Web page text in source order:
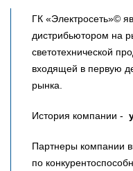
ГК «Электросеть»©
дистрибьютором на
светотехнической
входящей в первую
рынка.
История компании -
Партнеры компании
по